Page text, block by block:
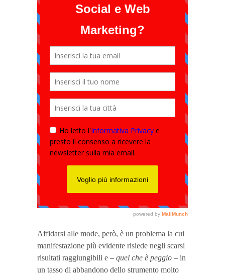
Affidarsi alle mode, però, è un problema la cui
manifestazione più evidente risiede negli scarsi
risultati raggiungibili e – quel che è peggio – in
un tasso di abbandono dello strumento molto